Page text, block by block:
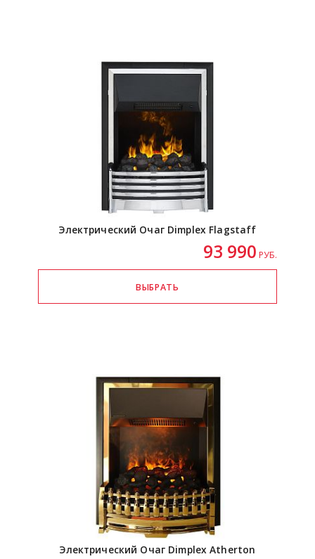
Электрический Очаг Dimplex Flagstaff
93 990 РУБ.
Электрический Очаг Dimplex Atherton